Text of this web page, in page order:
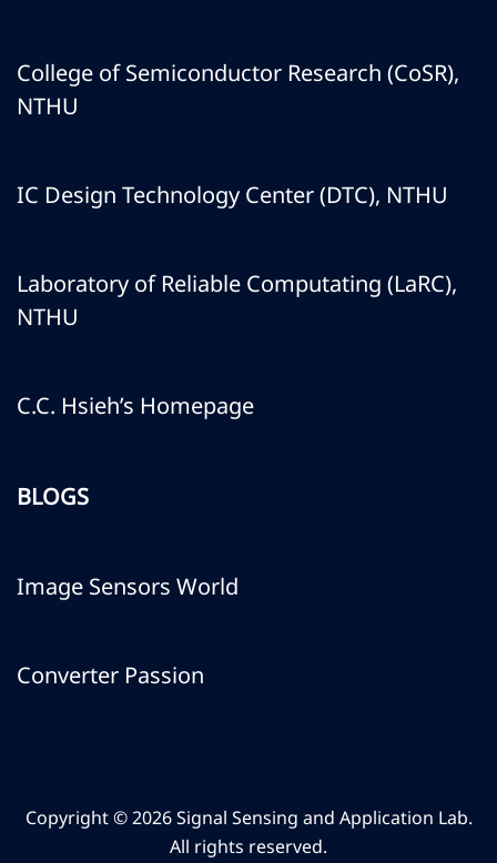
College of Semiconductor Research (CoSR),
NTHU
IC Design Technology Center (DTC), NTHU
Laboratory of Reliable Computating (LaRC),
NTHU
C.C. Hsieh’s Homepage
BLOGS
Image Sensors World
Converter Passion
Copyright © 2026 Signal Sensing and Application Lab.
All rights reserved.